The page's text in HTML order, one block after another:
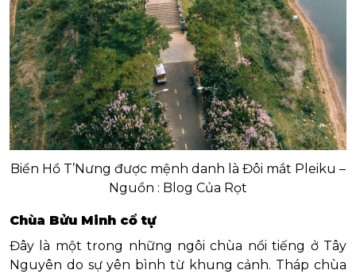
Biển Hồ T’Nưng được mệnh danh là Đôi mắt Pleiku –
Nguồn : Blog Của Rọt
Chùa Bửu Minh cổ tự
Đây là một trong những ngôi chùa nổi tiếng ở Tây
Nguyên do sự yên bình từ khung cảnh. Tháp chùa